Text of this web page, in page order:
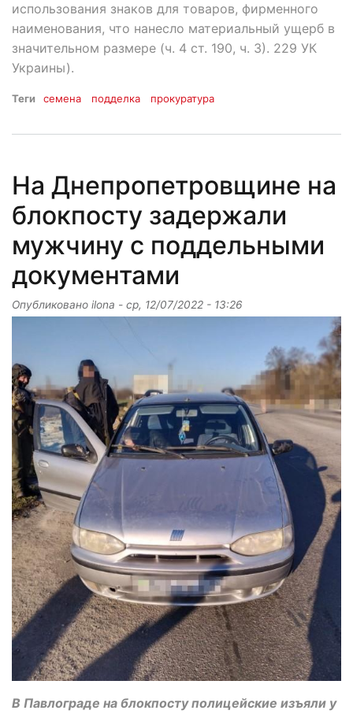
использования знаков для товаров, фирменного
наименования, что нанесло материальный ущерб в
значительном размере (ч. 4 ст. 190, ч. 3). 229 УК
Украины).
Теги семена подделка прокуратура
На Днепропетровщине на
блокпосту задержали
мужчину с поддельными
документами
Опубликовано ilona - ср, 12/07/2022 - 13:26
В Павлограде на блокпосту полицейские изъяли у